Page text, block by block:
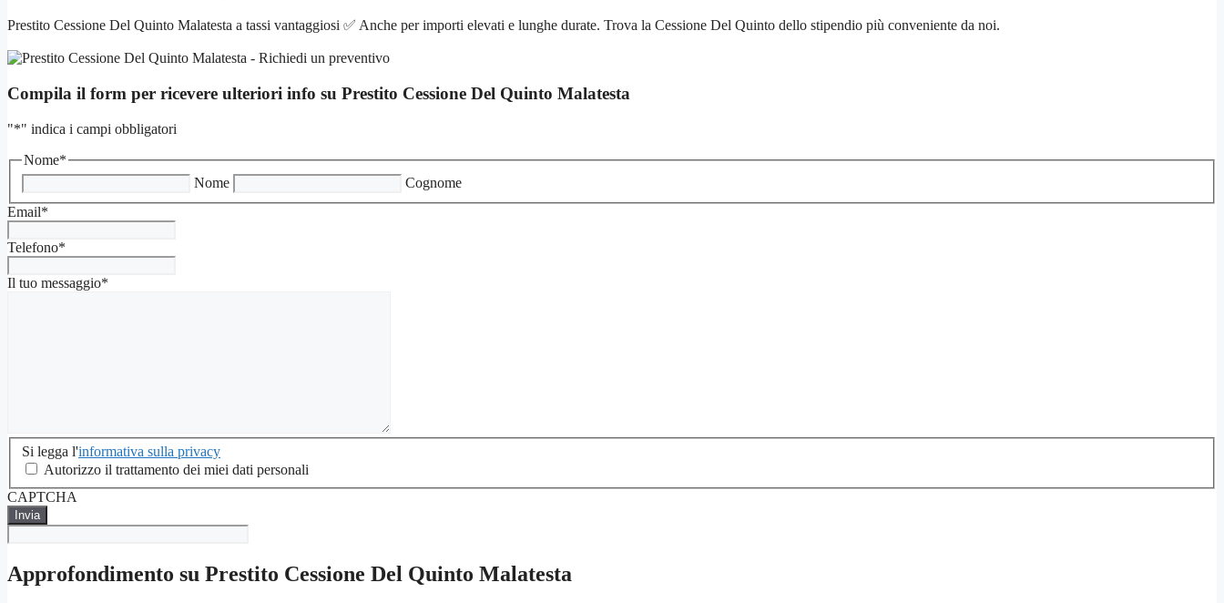
Prestito Cessione Del Quinto Malatesta a tassi vantaggiosi ✅ Anche per importi elevati e lunghe durate. Trova la Cessione Del Quinto dello stipendio più conveniente da noi.
Compila il form per ricevere ulteriori info su Prestito Cessione Del Quinto Malatesta
"*" indica i campi obbligatori
Nome*
Nome
Cognome
Email*
Telefono*
Il tuo messaggio*
Si
legga
sulla
privacy
Si legga l'informativa sulla privacy
Autorizzo il trattamento dei miei dati personali
CAPTCHA
Approfondimento su Prestito Cessione Del Quinto Malatesta